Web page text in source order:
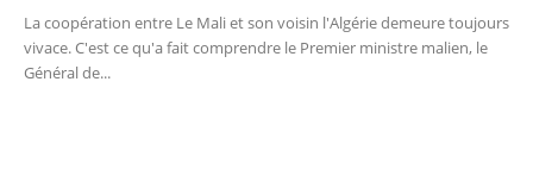
La coopération entre Le Mali et son voisin l'Algérie demeure toujours
vivace. C'est ce qu'a fait comprendre le Premier ministre malien, le
Général de...